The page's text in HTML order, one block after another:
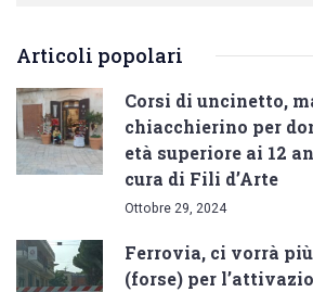
Articoli popolari
Corsi di uncinetto,
chiacchierino per
età superiore ai 12
cura di Fili d’Arte
Ottobre 29, 2024
Ferrovia, ci vorrà
(forse) per